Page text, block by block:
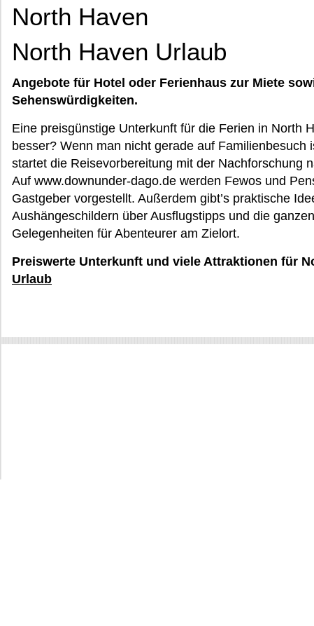
North Haven
North Haven Urlaub
Angebote für Hotel oder Ferienhaus zur Miete
Sehenswürdigkeiten.
Eine preisgünstige Unterkunft für die Ferien in North
besser? Wenn man nicht gerade auf Familienbesuch
startet die Reisevorbereitung mit der Nachforschung
Auf www.downunder-dago.de werden Fewos und
Gastgeber vorgestellt. Außerdem gibt’s praktische
Aushängeschildern über Ausflugstipps und die
Gelegenheiten für Abenteurer am Zielort.
Preiswerte Unterkunft und viele Attraktionen für
Urlaub